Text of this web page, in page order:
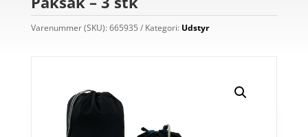
Varenummer (SKU):665935 Kategori: Udstyr